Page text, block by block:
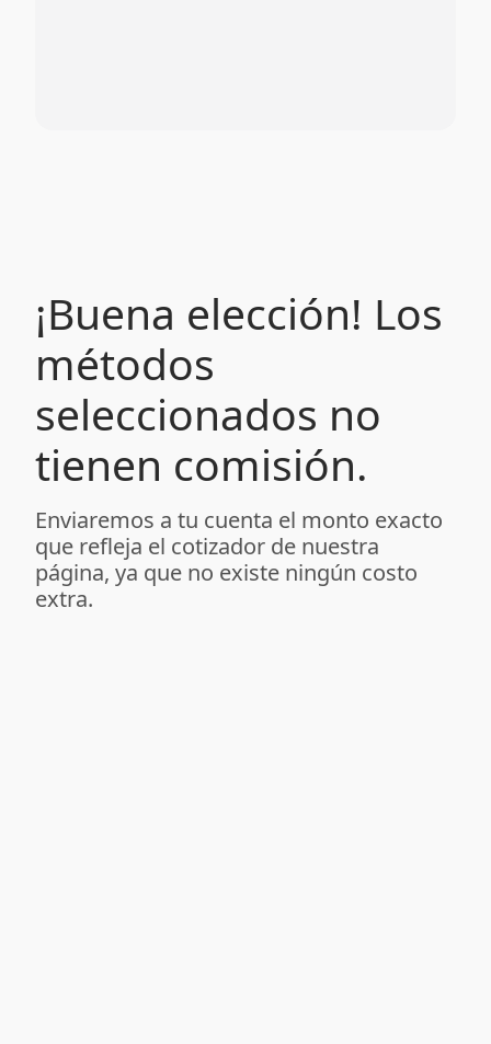
¡Buena elección! Los
métodos
seleccionados no
tienen comisión.
Enviaremos a tu cuenta el monto exacto
que refleja el cotizador de nuestra
página, ya que no existe ningún costo
extra.